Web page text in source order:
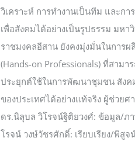
วิเคราะห์ การทำงานเป็นทีม และกา
เพื่อสังคมได้อย่างเป็นรูปธรรม มหา
ราชมงคลอีสาน ยังคงมุ่งมั่นในกา
(Hands-on Professionals) ที่สามา
ประยุกต์ใช้ในการพัฒนาชุมชน สังค
ของประเทศได้อย่างแท้จริง ผู้ช่วยศ
ดร.นิลุบล วิโรจน์ฐิติยวงศ์: ข้อมูล/ภ
โรจน์ วงษ์วัชรศักดิ์: เรียบเรียง/พิสูจ